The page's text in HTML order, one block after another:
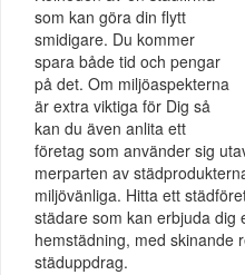
som kan göra din flytt
smidigare. Du kommer
spara både tid och pengar
på det. Om miljöaspekterna
är extra viktiga för Dig så
kan du även anlita ett
företag som använder sig
merparten av
miljövänliga. Hitta ett
städare som kan erbjuda dig
hemstädning, med skinande
städuppdrag.